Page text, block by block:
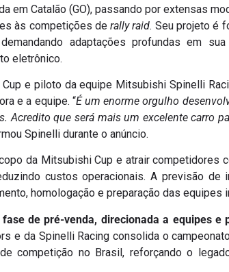
em Catalão (GO), passando por extensas
às competições derally raid. Seu projeto é
adaptações profundas em sua
eletrônico.
e piloto da equipe Mitsubishi Spinelli
e a equipe. “É um enorme orgulho
Acredito que será mais um excelente carro
Spinelli durante o anúncio.
da Mitsubishi Cup e atrair competidores
custos operacionais. A previsão de
homologação e preparação das equipes
de pré-venda, direcionada a equipes e
e da Spinelli Racing consolida o
competição no Brasil, reforçando o